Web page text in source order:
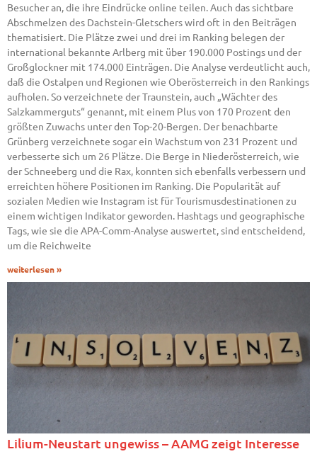
Besucher an, die ihre Eindrücke online teilen. Auch das sichtbare
Abschmelzen des Dachstein-Gletschers wird oft in den Beiträgen
thematisiert. Die Plätze zwei und drei im Ranking belegen der
international bekannte Arlberg mit über 190.000 Postings und der
Großglockner mit 174.000 Einträgen. Die Analyse verdeutlicht auch,
daß die Ostalpen und Regionen wie Oberösterreich in den Rankings
aufholen. So verzeichnete der Traunstein, auch „Wächter des
Salzkammerguts“ genannt, mit einem Plus von 170 Prozent den
größten Zuwachs unter den Top-20-Bergen. Der benachbarte
Grünberg verzeichnete sogar ein Wachstum von 231 Prozent und
verbesserte sich um 26 Plätze. Die Berge in Niederösterreich, wie
der Schneeberg und die Rax, konnten sich ebenfalls verbessern und
erreichten höhere Positionen im Ranking. Die Popularität auf
sozialen Medien wie Instagram ist für Tourismusdestinationen zu
einem wichtigen Indikator geworden. Hashtags und geographische
Tags, wie sie die APA-Comm-Analyse auswertet, sind entscheidend,
um die Reichweite
weiterlesen »
Lilium-Neustart ungewiss – AAMG zeigt Interesse